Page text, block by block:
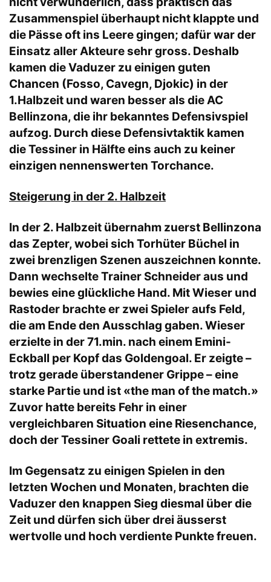
Zusammenspiel überhaupt nicht klappte und
die Pässe oft ins Leere gingen; dafür war der
Einsatz aller Akteure sehr gross. Deshalb
kamen die Vaduzer zu einigen guten
Chancen (Fosso, Cavegn, Djokic) in der
1.Halbzeit und waren besser als die AC
Bellinzona, die ihr bekanntes Defensivspiel
aufzog. Durch diese Defensivtaktik kamen
die Tessiner in Hälfte eins auch zu keiner
einzigen nennenswerten Torchance.
Steigerung in der 2. Halbzeit
In der 2. Halbzeit übernahm zuerst Bellinzona
das Zepter, wobei sich Torhüter Büchel in
zwei brenzligen Szenen auszeichnen konnte.
Dann wechselte Trainer Schneider aus und
bewies eine glückliche Hand. Mit Wieser und
Rastoder brachte er zwei Spieler aufs Feld,
die am Ende den Ausschlag gaben. Wieser
erzielte in der 71.min. nach einem Emini-
Eckball per Kopf das Goldengoal. Er zeigte –
trotz gerade überstandener Grippe – eine
starke Partie und ist «the man of the match.»
Zuvor hatte bereits Fehr in einer
vergleichbaren Situation eine Riesenchance,
doch der Tessiner Goali rettete in extremis.
Im Gegensatz zu einigen Spielen in den
letzten Wochen und Monaten, brachten die
Vaduzer den knappen Sieg diesmal über die
Zeit und dürfen sich über drei äusserst
wertvolle und hoch verdiente Punkte freuen.